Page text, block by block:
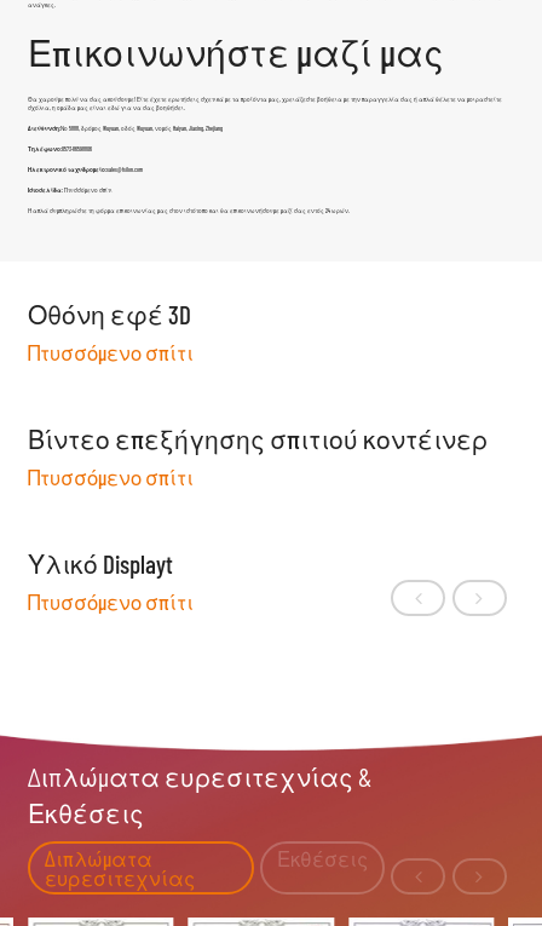
ανάγκες.
Επικοινωνήστε μαζί μας
Θα χαρούμε πολύ να σας ακούσουμε! Είτε έχετε ερωτήσεις σχετικά με τα προϊόντα μας, χρειάζεστε βοήθεια με την παραγγελία σας ή απλά θέλετε να μοιραστείτε
σχόλια, η ομάδα μας είναι εδώ για να σας βοηθήσει.
Διεύθυνση:Νο 5888, δρόμος Wuyuan, οδός Wuyuan, νομός Haiyan, Jiaxing, Zhejiang
Τηλέφωνο:0573-86598806
Ηλεκτρονικό ταχυδρομείο:sales@fsilon.com
Ιστοσελίδα: Πτυσσόμενο σπίτι
Ή απλά συμπληρώστε τη φόρμα επικοινωνίας μας στον ιστότοπο και θα επικοινωνήσουμε μαζί σας εντός 24 ωρών.
Οθόνη εφέ 3D
Πτυσσόμενο σπίτι
Βίντεο επεξήγησης σπιτιού κοντέινερ
Πτυσσόμενο σπίτι
Υλικό Displayt
Πτυσσόμενο σπίτι
Διπλώματα ευρεσιτεχνίας &
Εκθέσεις
Διπλώματα
ευρεσιτεχνίας
Εκθέσεις